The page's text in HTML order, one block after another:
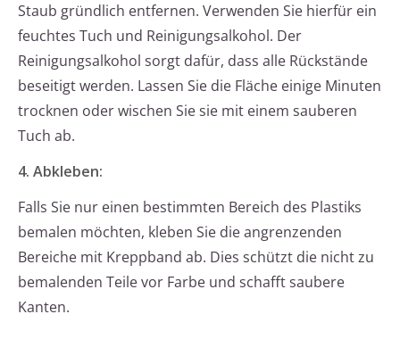
Staub gründlich entfernen. Verwenden Sie hierfür ein
feuchtes Tuch und Reinigungsalkohol. Der
Reinigungsalkohol sorgt dafür, dass alle Rückstände
beseitigt werden. Lassen Sie die Fläche einige Minuten
trocknen oder wischen Sie sie mit einem sauberen
Tuch ab.
4. Abkleben:
Falls Sie nur einen bestimmten Bereich des Plastiks
bemalen möchten, kleben Sie die angrenzenden
Bereiche mit Kreppband ab. Dies schützt die nicht zu
bemalenden Teile vor Farbe und schafft saubere
Kanten.